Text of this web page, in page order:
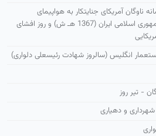
ناوگان آمریكای جنایتكار به هواپیمای
مسافربری جمهوری اسلامی ایران (1367 هـ ش) و روز افشای
استعمار انگلیس (سالروز شهادت رئیسعلی دلواری)
- تیر روز
و دهیاری